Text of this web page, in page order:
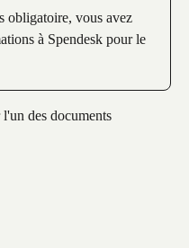
obligatoire, vous avez
à Spendesk pour le
des documents